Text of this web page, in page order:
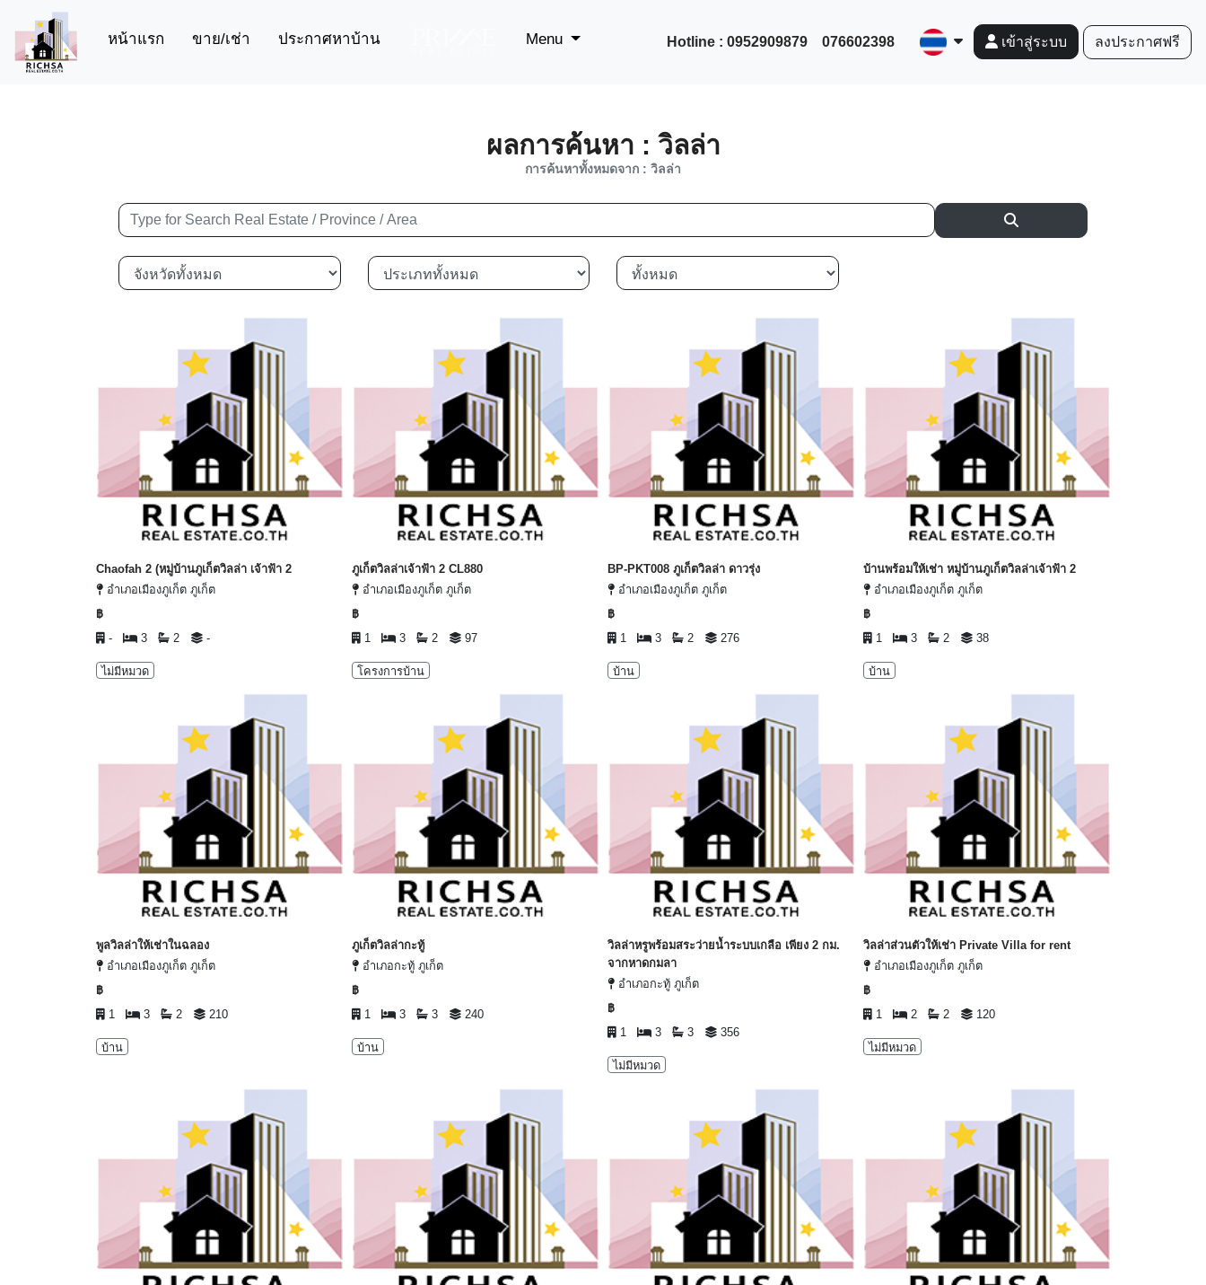
หน้าแรก (current)
ขาย/เช่า ประกาศหาบ้าน Menu Hotline : 0952909879 076602398 เข้าสู่ระบบ ลงประกาศฟรี
ผลการค้นหา : วิลล่า
การค้นหาทั้งหมดจาก : วิลล่า
Chaofah 2 (หมู่บ้านภูเก็ตวิลล่า เจ้าฟ้า 2
อำเภอเมืองภูเก็ต ภูเก็ต
฿
-
3 2 -
ไม่มีหมวด
ภูเก็ตวิลล่าเจ้าฟ้า 2 CL880
อำเภอเมืองภูเก็ต ภูเก็ต
฿
1
3 2 97
โครงการบ้าน
BP-PKT008 ภูเก็ตวิลล่า ดาวรุ่ง
อำเภอเมืองภูเก็ต ภูเก็ต
฿
1
3 2 276
บ้าน
บ้านพร้อมให้เช่า หมู่บ้านภูเก็ตวิลล่าเจ้าฟ้า 2
อำเภอเมืองภูเก็ต ภูเก็ต
฿
1
3 2 38
บ้าน
พูลวิลล่าให้เช่าในฉลอง
อำเภอเมืองภูเก็ต ภูเก็ต
฿
1
3 2 210
บ้าน
ภูเก็ตวิลล่ากะทู้
อำเภอกะทู้ ภูเก็ต
฿
1
3 3 240
บ้าน
วิลล่าหรูพร้อมสระว่ายน้ำระบบเกลือ เพียง 2 กม.
จากหาดกมลา
อำเภอกะทู้ ภูเก็ต
฿
1
3 3 356
ไม่มีหมวด
วิลล่าส่วนตัวให้เช่า Private Villa for rent
อำเภอเมืองภูเก็ต ภูเก็ต
฿
1
2 2 120
ไม่มีหมวด